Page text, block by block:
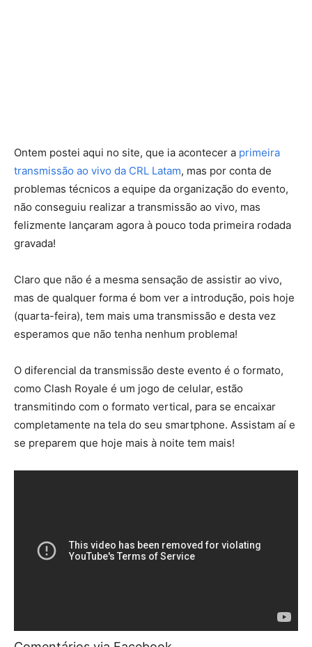
Ontem postei aqui no site, que ia acontecer a primeira
transmissão ao vivo da CRL Latam, mas por conta de
problemas técnicos a equipe da organização do evento,
não conseguiu realizar a transmissão ao vivo, mas
felizmente lançaram agora à pouco toda primeira rodada
gravada!
Claro que não é a mesma sensação de assistir ao vivo,
mas de qualquer forma é bom ver a introdução, pois hoje
(quarta-feira), tem mais uma transmissão e desta vez
esperamos que não tenha nenhum problema!
O diferencial da transmissão deste evento é o formato,
como Clash Royale é um jogo de celular, estão
transmitindo com o formato vertical, para se encaixar
completamente na tela do seu smartphone. Assistam aí e
se preparem que hoje mais à noite tem mais!